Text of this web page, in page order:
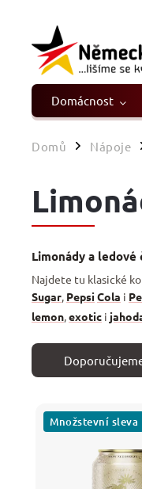
Domácnost
Domů / Nápoje
Limonády a
Najdete tu klasické
Sugar, PepsiCola i
lemon,exotic i
Množstevní sleva